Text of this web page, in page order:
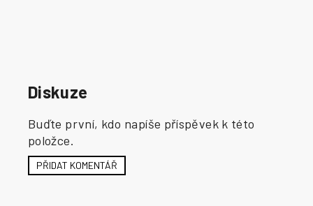
Diskuze
Buďte první, kdo napíše příspěvek k této
položce.
PŘIDAT KOMENTÁŘ